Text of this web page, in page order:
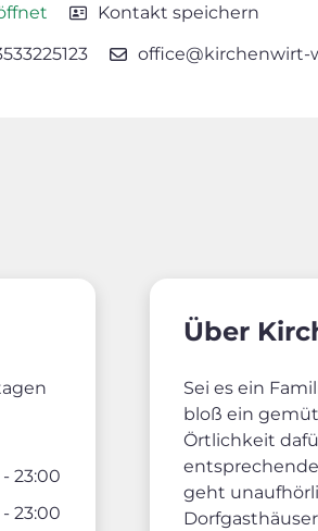
Kontakt speichern
office@kirchenwirt-
23:00
23:00
Über
Sei es ein
bloß ein
Örtlichkeit
geht